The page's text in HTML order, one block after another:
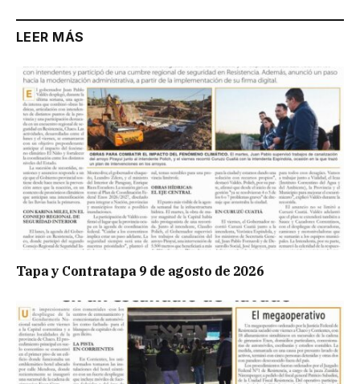
LEER MÁS
Tapa y Contratapa 9 de agosto de 2026